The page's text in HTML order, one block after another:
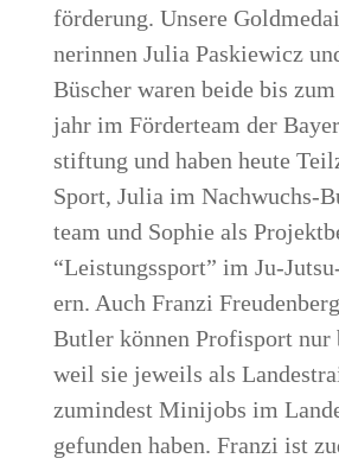
för­de­rung. Unse­re
ne­rin­nen Julia Pas­kie­wicz
Büscher waren bei­de bis
jahr im För­der­team der
stif­tung und haben heu­te
Sport, Julia im Nach­wuchs-
team und Sophie als
“Leis­tungs­sport” im Ju-
ern. Auch Fran­zi
But­ler kön­nen Pro­fi­sport nur
weil sie jeweils als
zumin­dest Mini­jobs im
gefun­den haben. Fran­zi ist